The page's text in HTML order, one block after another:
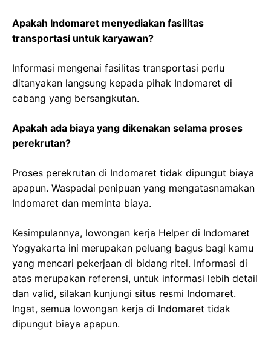
Apakah Indomaret menyediakan fasilitas
transportasi untuk karyawan?
Informasi mengenai fasilitas transportasi perlu
ditanyakan langsung kepada pihak Indomaret di
cabang yang bersangkutan.
Apakah ada biaya yang dikenakan selama proses
perekrutan?
Proses perekrutan di Indomaret tidak dipungut biaya
apapun. Waspadai penipuan yang mengatasnamakan
Indomaret dan meminta biaya.
Kesimpulannya, lowongan kerja Helper di Indomaret
Yogyakarta ini merupakan peluang bagus bagi kamu
yang mencari pekerjaan di bidang ritel. Informasi di
atas merupakan referensi, untuk informasi lebih detail
dan valid, silakan kunjungi situs resmi Indomaret.
Ingat, semua lowongan kerja di Indomaret tidak
dipungut biaya apapun.